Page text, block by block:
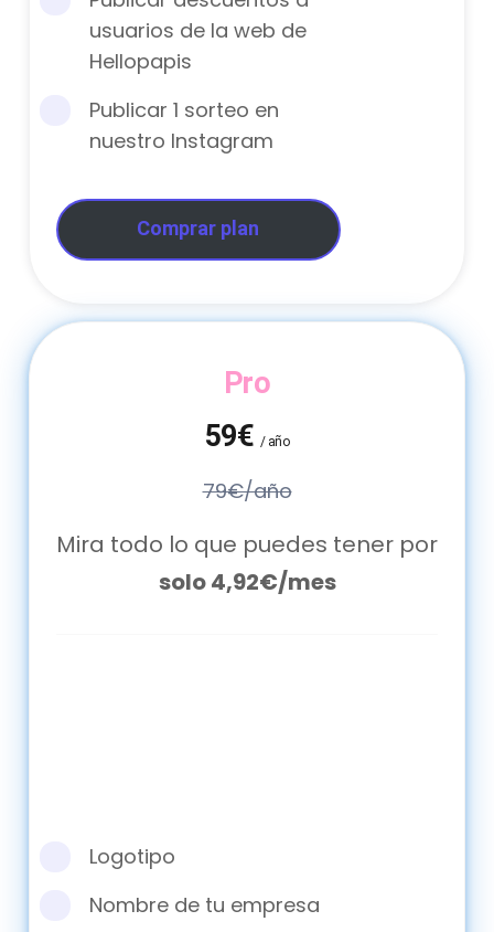
usuarios de la web de
Hellopapis
Publicar 1 sorteo en
nuestro Instagram
Comprar plan
Pro
59€ / año
79€/año
Mira todo lo que puedes tener por
solo 4,92€/mes
Logotipo
Nombre de tu empresa